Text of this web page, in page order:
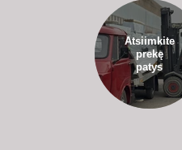
Atsiimkite
prekę
patys